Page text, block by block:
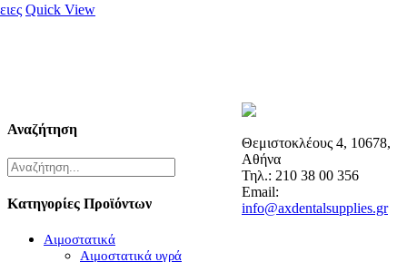
Quick View
Αναζήτηση
Κατηγορίες Προϊόντων
Αιμοστατικά
Αιμοστατικά υγρά
Θεμιστοκλέους 4, 10678,
Αθήνα
Τηλ.: 210 38 00 356
Email:
info@axdentalsupplies.gr